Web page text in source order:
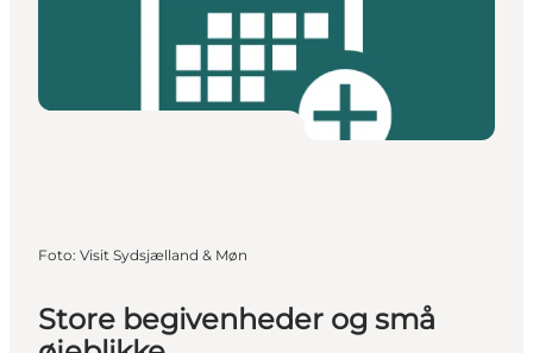
Foto: Visit Sydsjælland & Møn
Store begivenheder og små